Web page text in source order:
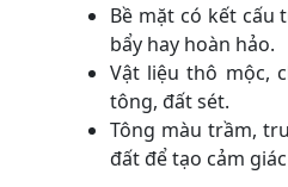
Bề mặt có kết cấu
bẩy hay hoàn hảo.
Vật liệu thô mộc,
tông, đất sét.
Tông màu trầm,
đất để tạo cảm